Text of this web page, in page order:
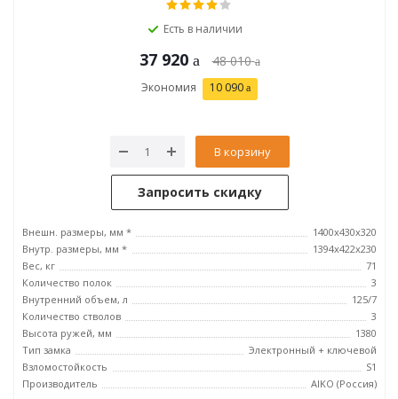
Есть в наличии
37 920 48 010
Экономия 10 090
В корзину
Запросить скидку
Внешн. размеры, мм *
1400x430x320
Внутр. размеры, мм *
1394x422x230
Вес, кг
71
Количество полок
3
Внутренний объем, л
125/7
Количество стволов
3
Высота ружей, мм
1380
Тип замка
Электронный + ключевой
Взломостойкость
S1
Производитель
AIKO (Россия)